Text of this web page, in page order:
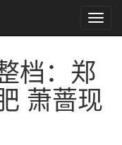
档：郑
萧蔷现